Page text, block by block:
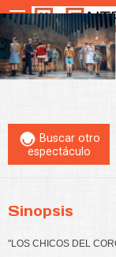
Buscar otro
espectáculo
Sinopsis
"LOS CHICOS DEL